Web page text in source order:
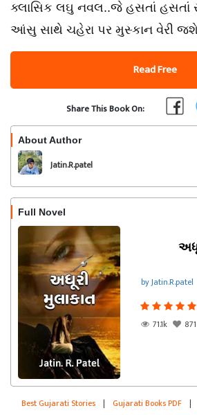
ક્લાસિક લઘુ નવલ..જે હસતાં હસતાં
આંસુ સાથે ચહેરા પર મુસ્કાન વેરી
Read Free
Share This Book On:
About Author
Jatin.R.patel
Full Novel
by Jatin.R.patel
71.1k
871
Best Gujarati Stories | Gujarati Books PDF |